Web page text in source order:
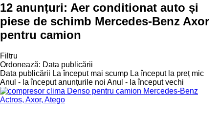
12 anunțuri: Aer conditionat auto și
piese de schimb Mercedes-Benz Axor
pentru camion
Filtru
Ordonează: Data publicării
Data publicării La început mai scump La început la preț mic
Anul - la început anunțurile noi Anul - la început vechi